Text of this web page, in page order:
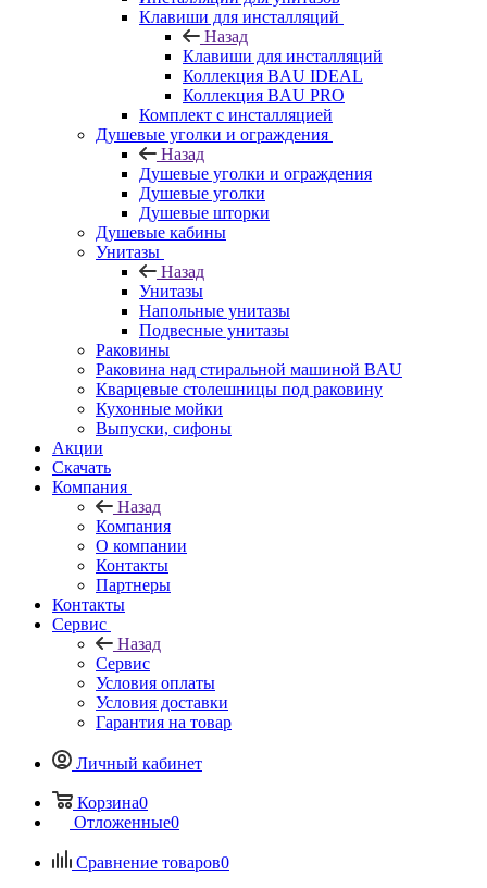
Клавиши для инсталляций
Назад
Клавиши для инсталляций
Коллекция BAU IDEAL
Коллекция BAU PRO
Комплект с инсталляцией
Душевые уголки и ограждения
Назад
Душевые уголки и ограждения
Душевые уголки
Душевые шторки
Душевые кабины
Унитазы
Назад
Унитазы
Напольные унитазы
Подвесные унитазы
Раковины
Раковина над стиральной машиной BAU
Кварцевые столешницы под раковину
Кухонные мойки
Выпуски, сифоны
Акции
Скачать
Компания
Назад
Компания
О компании
Контакты
Партнеры
Контакты
Сервис
Назад
Сервис
Условия оплаты
Условия доставки
Гарантия на товар
Личный кабинет
Корзина0
Отложенные0
Сравнение товаров0